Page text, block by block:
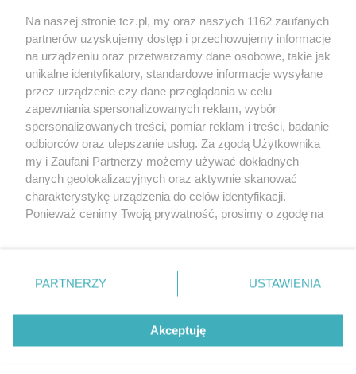
O FIRMIE POLITYKA PRYWATNOŚCI HOSTING
REKLAMA WSPÓŁPRACA RSS FACEBOOK KONTAKT
Nasze serwisy
Aktualności
Tcz24
Historia miasta
Muzyka i kultura
Archiwum wydarzeń
Zdjęcia miasta
Na naszej stronie tcz.pl, my oraz naszych 1162 zaufanych
partnerów uzyskujemy dostęp i przechowujemy informacje
na urządzeniu oraz przetwarzamy dane osobowe, takie jak
unikalne identyfikatory, standardowe informacje wysyłane
przez urządzenie czy dane przeglądania w celu
zapewniania spersonalizowanych reklam, wybór
spersonalizowanych treści, pomiar reklam i treści, badanie
odbiorców oraz ulepszanie usług. Za zgodą Użytkownika
my i Zaufani Partnerzy możemy używać dokładnych
danych geolokalizacyjnych oraz aktywnie skanować
charakterystykę urządzenia do celów identyfikacji.
Ponieważ cenimy Twoją prywatność, prosimy o zgodę na
znajdujący się w lewym dolnym rogu strony
. Niektóre
przetwarzaniu. Preferencje będą miały zastosowania tylko
PARTNERZY USTAWIENIA
Akceptuję